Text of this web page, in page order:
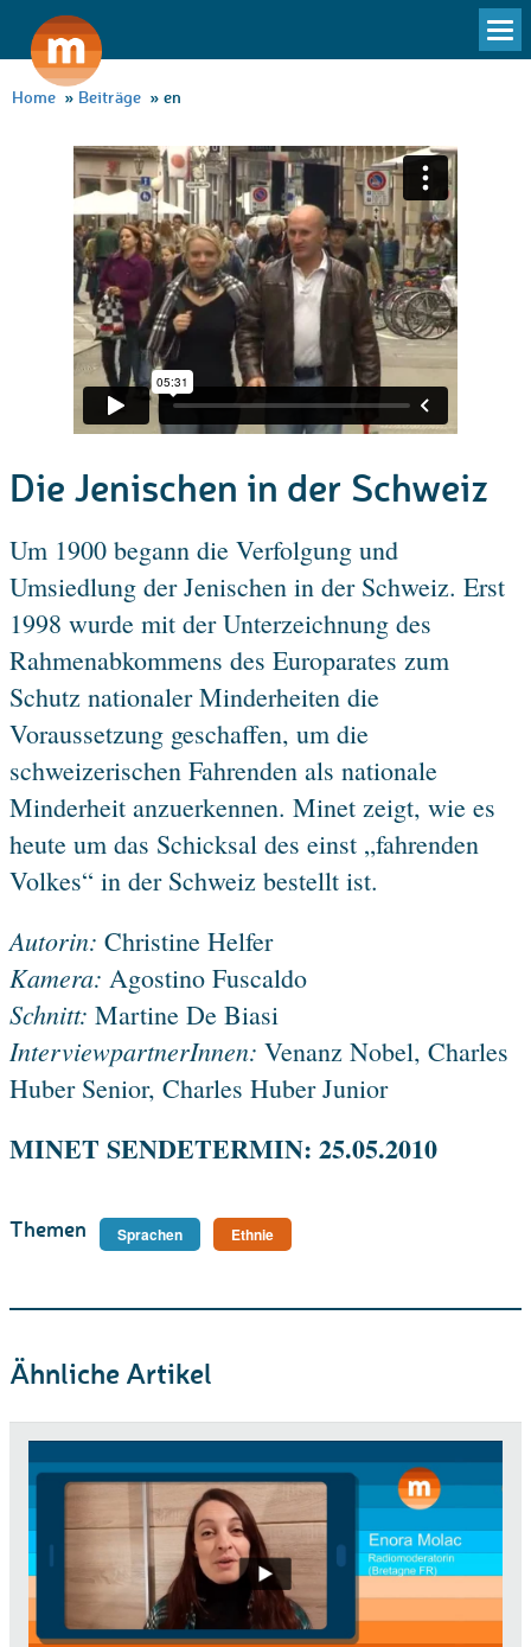
Home » Beiträge » en
Die Jenischen in der Schweiz
Um 1900 begann die Verfolgung und
Umsiedlung der Jenischen in der Schweiz. Erst
1998 wurde mit der Unterzeichnung des
Rahmenabkommens des Europarates zum
Schutz nationaler Minderheiten die
Voraussetzung geschaffen, um die
schweizerischen Fahrenden als nationale
Minderheit anzuerkennen. Minet zeigt, wie es
heute um das Schicksal des einst „fahrenden
Volkes“ in der Schweiz bestellt ist.
Autorin: Christine Helfer
Kamera: Agostino Fuscaldo
Schnitt: Martine De Biasi
InterviewpartnerInnen: Venanz Nobel, Charles
Huber Senior, Charles Huber Junior
MINET SENDETERMIN: 25.05.2010
Themen Sprachen Ethnie
Ähnliche Artikel